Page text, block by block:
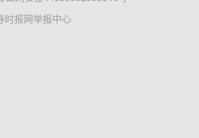
时报网举报中心